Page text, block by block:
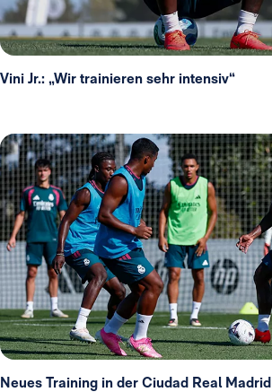
Vini Jr.: „Wir trainieren sehr intensiv“
Neues Training in der Ciudad Real Madrid